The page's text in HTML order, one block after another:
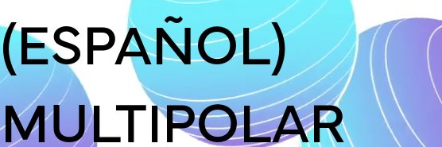
(ESPAÑOL)
MULTIPOLAR